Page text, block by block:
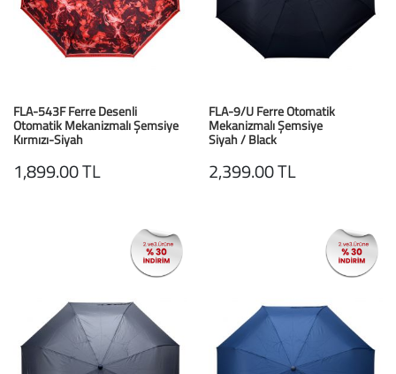
FLA-543F Ferre Desenli
Otomatik Mekanizmalı Şemsiye
Kırmızı-Siyah
1,899.00 TL
FLA-9/U Ferre Otomatik
Mekanizmalı Şemsiye
Siyah / Black
2,399.00 TL